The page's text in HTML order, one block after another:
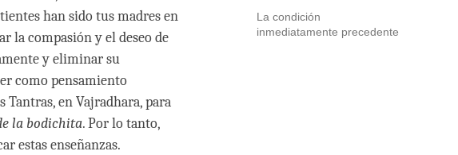
La condición
inmediatamente precedente
han sido tus madres en
la compasión y el deseo de
y eliminar su
como pensamiento
en Vajradhara, para
la bodichita. Por lo tanto,
estas enseñanzas.